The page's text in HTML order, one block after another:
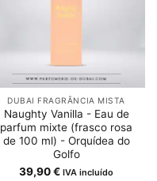
DUBAI FRAGRÂNCIA MISTA
Naughty Vanilla - Eau de
parfum mixte (frasco rosa
de 100 ml) - Orquídea do
Golfo
39,90€ IVA incluído